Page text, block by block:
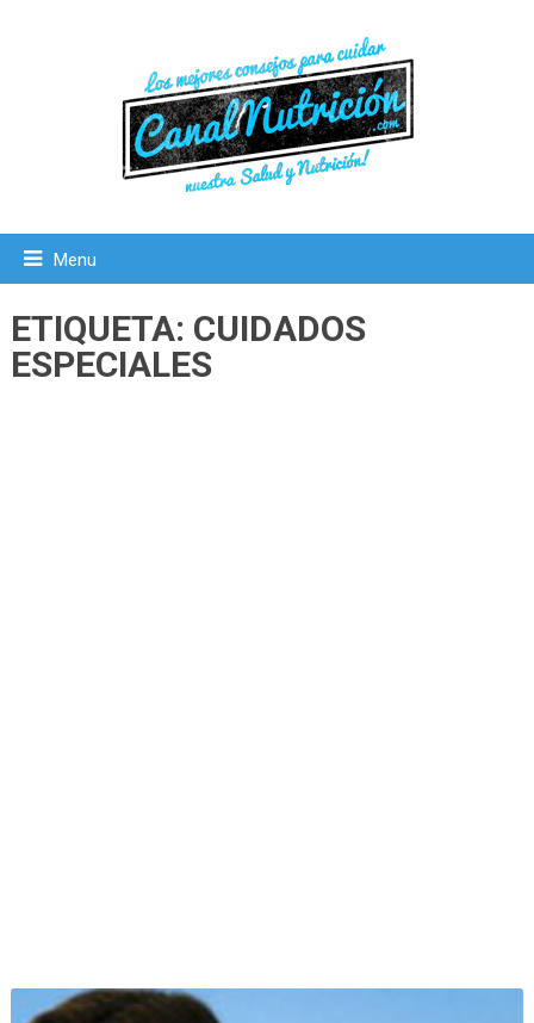
Menu
ETIQUETA: CUIDADOS
ESPECIALES